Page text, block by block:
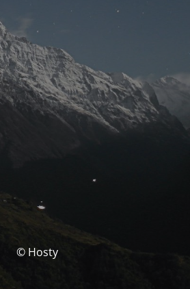
© Hosty